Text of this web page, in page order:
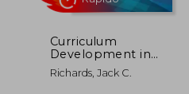
Curriculum
Development in
Language Teaching
2nd Edition (en Inglés)
Richards, Jack C.